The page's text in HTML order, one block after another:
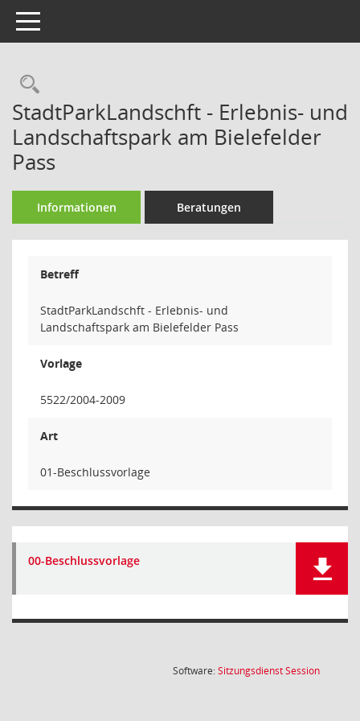
Toggle navigation
Rechercheauswahl
StadtParkLandschft - Erlebnis- und
Landschaftspark am Bielefelder
Pass
Informationen Beratungen
Betreff
StadtParkLandschft - Erlebnis- und
Landschaftspark am Bielefelder Pass
Vorlage
5522/2004-2009
Art
01-Beschlussvorlage
00-Beschlussvorlage
Software:SitzungsdienstSession(Wird in